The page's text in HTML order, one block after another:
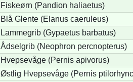
Fiskeørn (Pandion haliaetus)
Blå Glente (Elanus caeruleus)
Lammegrib (Gypaetus barbatus)
Ådselgrib (Neophron percnopterus)
Hvepsevåge (Pernis apivorus)
Østlig Hvepsevåge (Pernis